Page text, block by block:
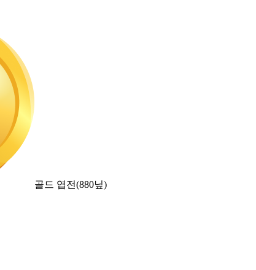
골드 엽전(880닢)